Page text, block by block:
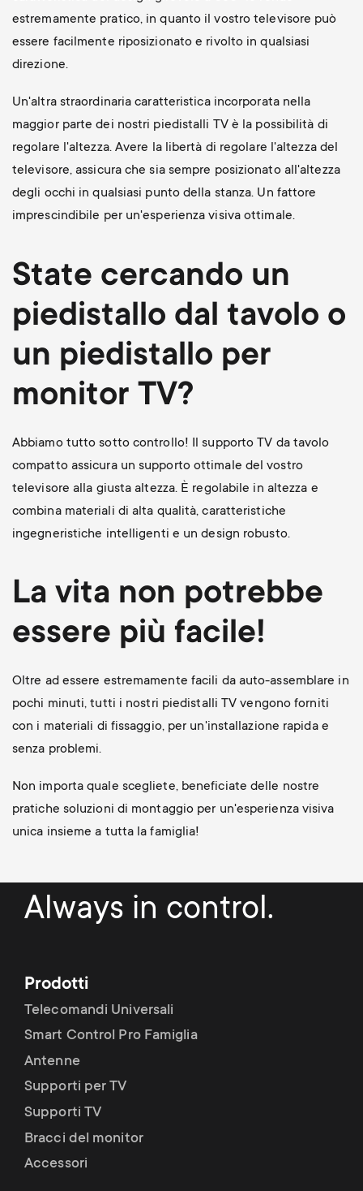
estremamente pratico, in quanto il vostro televisore può
essere facilmente riposizionato e rivolto in qualsiasi
direzione.
Un'altra straordinaria caratteristica incorporata nella
maggior parte dei nostri piedistalli TV è la possibilità di
regolare l'altezza. Avere la libertà di regolare l'altezza del
televisore, assicura che sia sempre posizionato all'altezza
degli occhi in qualsiasi punto della stanza. Un fattore
imprescindibile per un'esperienza visiva ottimale.
State cercando un
piedistallo dal tavolo o
un piedistallo per
monitor TV?
Abbiamo tutto sotto controllo! Il supporto TV da tavolo
compatto assicura un supporto ottimale del vostro
televisore alla giusta altezza. È regolabile in altezza e
combina materiali di alta qualità, caratteristiche
ingegneristiche intelligenti e un design robusto.
La vita non potrebbe
essere più facile!
Oltre ad essere estremamente facili da auto-assemblare in
pochi minuti, tutti i nostri piedistalli TV vengono forniti
con i materiali di fissaggio, per un'installazione rapida e
senza problemi.
Non importa quale scegliete, beneficiate delle nostre
pratiche soluzioni di montaggio per un'esperienza visiva
unica insieme a tutta la famiglia!
Always in control.
Prodotti
Telecomandi Universali
Smart Control Pro Famiglia
Antenne
Supporti per TV
Supporti TV
Bracci del monitor
Accessori